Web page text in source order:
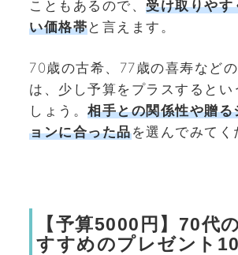
こともあるので、 受け取りやす
い価格帯と言えます。
70歳の古希、77歳の喜寿など
は、少し予算をプラスするとい
しょう。 相手との関係性や贈る
ョンに合った品を選んでみてく
【予算5000円】70代
すすめのプレゼント